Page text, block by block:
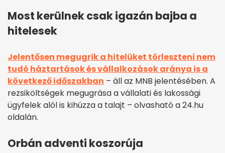
Most kerülnek csak igazán bajba a
hitelesek
Jelentősen megugrik a hitelüket törleszteni nem
tudó háztartások és vállalkozások aránya is a
következő időszakban – áll az MNB jelentésében. A
rezsiköltségek megugrása a vállalati és lakossági
ügyfelek alól is kihúzza a talajt – olvasható a 24.hu
oldalán.
Orbán adventi koszorúja